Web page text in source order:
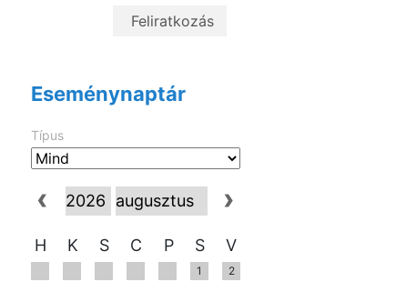
Eseménynaptár
Típus
H K S C P S V
1 2